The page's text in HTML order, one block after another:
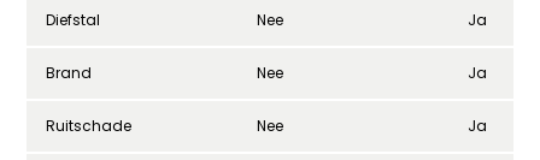
Diefstal Nee Ja
Brand Nee Ja
Ruitschade Nee Ja